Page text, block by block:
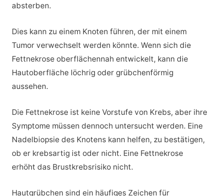
absterben.
Dies kann zu einem Knoten führen, der mit einem
Tumor verwechselt werden könnte. Wenn sich die
Fettnekrose oberflächennah entwickelt, kann die
Hautoberfläche löchrig oder grübchenförmig
aussehen.
Die Fettnekrose ist keine Vorstufe von Krebs, aber ihre
Symptome müssen dennoch untersucht werden. Eine
Nadelbiopsie des Knotens kann helfen, zu bestätigen,
ob er krebsartig ist oder nicht. Eine Fettnekrose
erhöht das Brustkrebsrisiko nicht.
Hautgrübchen sind ein häufiges Zeichen für